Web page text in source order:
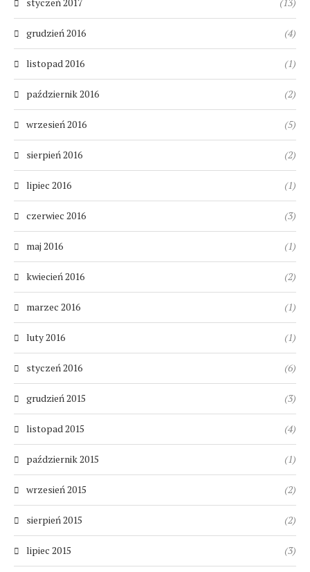
grudzień 2016 (4)
listopad 2016 (1)
październik 2016 (2)
wrzesień 2016 (5)
sierpień 2016 (2)
lipiec 2016 (1)
czerwiec 2016 (3)
maj 2016 (1)
kwiecień 2016 (2)
marzec 2016 (1)
luty 2016 (1)
styczeń 2016 (6)
grudzień 2015 (3)
listopad 2015 (4)
październik 2015 (1)
wrzesień 2015 (2)
sierpień 2015 (2)
lipiec 2015 (3)